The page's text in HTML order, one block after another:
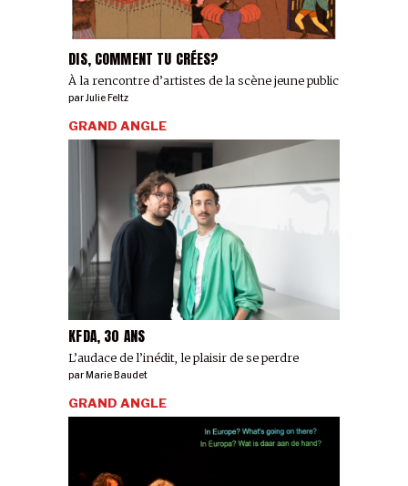
DIS, COMMENT TU CRÉES?
À la rencontre d’artistes de la scène jeune public
parJulie Feltz
KFDA, 30 ANS
L’audace de l’inédit, le plaisir de se perdre
GRAND ANGLE
par Marie Baudet
GRAND ANGLE